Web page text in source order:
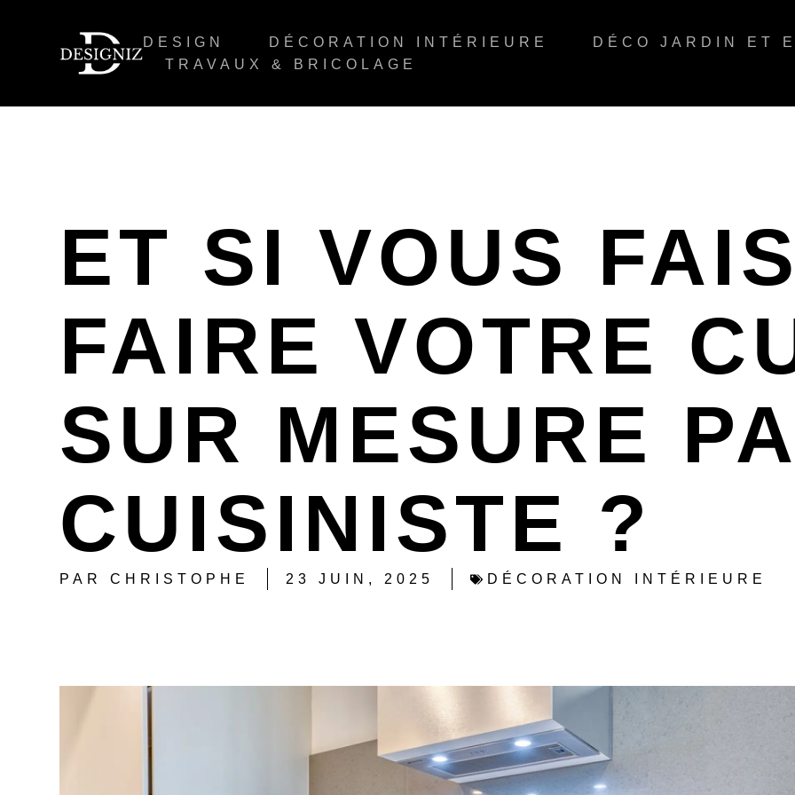
DESIGN DÉCORATION INTÉRIEURE
DÉCO JARDIN ET
TRAVAUX & BRICOLAGE
ET SI VOUS
FAIRE VOTRE
SUR MESURE
CUISINISTE ?
PAR CHRISTOPHE 23 JUIN, 2025 DÉCORATION INTÉRIEURE